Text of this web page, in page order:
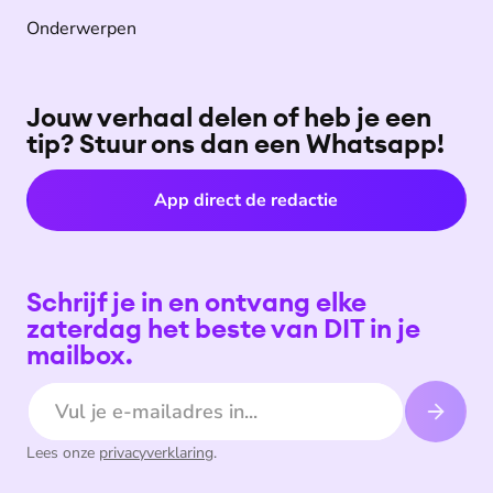
Onderwerpen
Jouw verhaal delen of heb je een
tip? Stuur ons dan een Whatsapp!
App direct de redactie
Schrijf je in en ontvang elke
zaterdag het beste van DIT in je
mailbox.
E-mailadres
Lees onze privacyverklaring.